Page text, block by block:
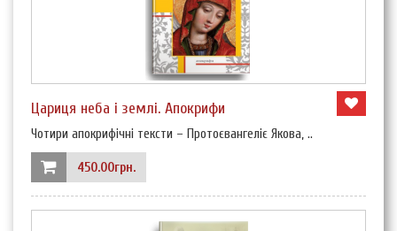
Цариця неба і землі. Апокрифи
Чотири апокрифічні тексти – Протоєвангеліє Якова, ..
450.00грн.